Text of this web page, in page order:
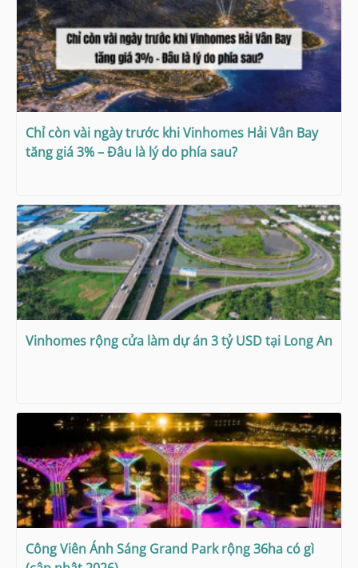
Chỉ còn vài ngày trước khi Vinhomes Hải Vân Bay
tăng giá 3% – Đâu là lý do phía sau?
Vinhomes rộng cửa làm dự án 3 tỷ USD tại Long An
Công Viên Ánh Sáng Grand Park rộng 36ha có gì